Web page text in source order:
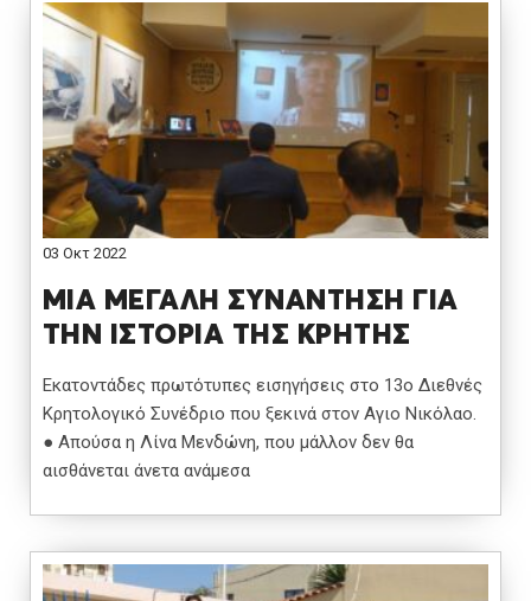
03 Οκτ 2022
ΜΙΑ ΜΕΓΑΛΗ ΣΥΝΑΝΤΗΣΗ ΓΙΑ
ΤΗΝ ΙΣΤΟΡΙΑ ΤΗΣ ΚΡΗΤΗΣ
Εκατοντάδες πρωτότυπες εισηγήσεις στο 13ο Διεθνές
Κρητολογικό Συνέδριο που ξεκινά στον Αγιο Νικόλαο.
● Απούσα η Λίνα Μενδώνη, που μάλλον δεν θα
αισθάνεται άνετα ανάμεσα